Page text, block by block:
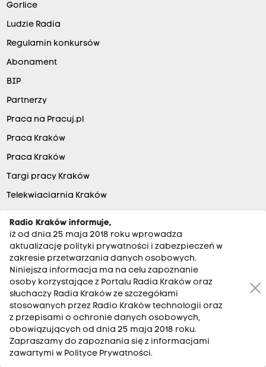
Gorlice
Ludzie Radia
Regulamin konkursów
Abonament
BIP
Partnerzy
Praca na Pracuj.pl
Praca Kraków
Praca Kraków
Targi pracy Kraków
Telekwiaciarnia Kraków
Hotele
Kurtki zimowe damskie
Artykuły biurowe
Baza ofert pracy
the:blog
Mieszkania w Krakowie
Darmowe ogłoszenia
Radio Kraków informuje,
iż od dnia 25 maja 2018 roku wprowadza
aktualizację polityki prywatności i zabezpieczeń w
zakresie przetwarzania danych osobowych.
Niniejsza informacja ma na celu zapoznanie
osoby korzystające z Portalu Radia Kraków oraz
słuchaczy Radia Kraków ze szczegółami
stosowanych przez Radio Kraków technologii oraz
z przepisami o ochronie danych osobowych,
obowiązujących od dnia 25 maja 2018 roku.
Zapraszamy do zapoznania się z informacjami
zawartymi w Polityce Prywatności.